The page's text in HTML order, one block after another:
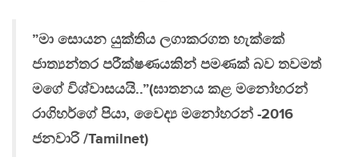
”මා සොයන යුක්තිය ලගාකරගත හැක්කේ
ජාත්‍යන්තර පරීක්ෂණයකින් පමණක් බව තවමත්
මගේ විශ්වාසයයි..”(​ඝාතනය කළ මනෝහරන්
රාගිහර්ගේ පියා, වෛද්‍ය මනෝහරන් -2016
ජනවාරි /Tamilnet)